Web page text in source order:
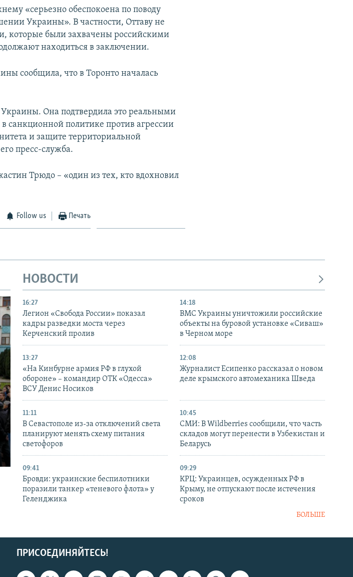
«серьезно обеспокоена по поводу
Украины». В частности, Оттаву не
которые были захвачены российскими
находиться в заключении.
сообщила, что в Торонто началась
Она подтвердила это реальными
политике против агрессии
и защите территориальной
пресс-служба.
Трюдо – «один из тех, кто вдохновил
Follow us Печать
НОВОСТИ
16:27
Легион «Свобода России» показал
кадры разведки моста через
Керченский пролив
14:18
ВМС Украины уничтожили российские
объекты на буровой установке «Сиваш»
в Черном море
13:27
«На Кинбурне армия РФ в глухой
обороне» – командир ОТК «Одесса»
ВСУ Денис Носиков
12:08
Журналист Есипенко рассказал о новом
деле крымского автомеханика Шведа
11:11
В Севастополе из-за отключений света
планируют менять схему питания
светофоров
10:45
СМИ: В Wildberries сообщили, что часть
складов могут перенести в Узбекистан и
Беларусь
09:41
Бровди: украинские беспилотники
поразили танкер «теневого флота» у
Геленджика
09:29
КРЦ: Украинцев, осужденных РФ в
Крыму, не отпускают после истечения
сроков
БОЛЬШЕ
ПРИСОЕДИНЯЙТЕСЬ!